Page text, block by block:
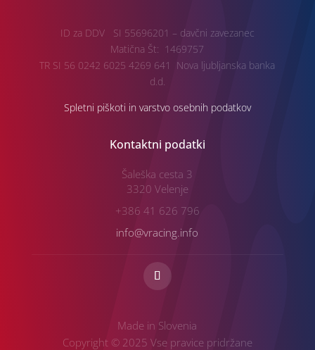
ID za DDV SI 55696201 – davčni zavezanec
Matična Št: 1469757
TR SI 56 0242 6025 4269 641 Nova ljubljanska banka
d.d.
Spletni piškoti in varstvo osebnih podatkov
Kontaktni podatki
Šaleška cesta 3
3320 Velenje
+386 41 626 796
info@vracing.info
Made in Slovenia
Copyright © 2025 Vse pravice pridržane